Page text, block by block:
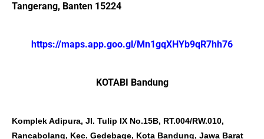
Tangerang, Banten 15224
https://maps.app.goo.gl/Mn1gqXHYb9qR7hh76
KOTABI Bandung
Komplek Adipura, Jl. Tulip IX No.15B, RT.004/RW.010,
Rancabolang, Kec. Gedebage, Kota Bandung, Jawa Barat